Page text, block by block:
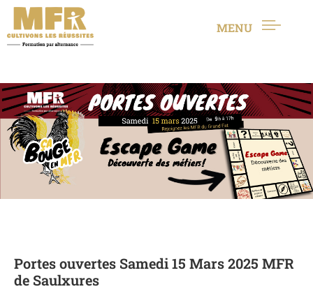
MENU
Portes ouvertes Samedi 15 Mars 2025 MFR
de Saulxures